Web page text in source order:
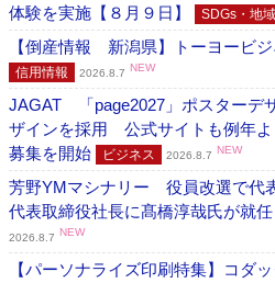
体験を実施【８月９日】
SDGs・地域
【倒産情報 新潟県】トーヨービ
信用情報 2026.8.7 NEW
JAGAT 「page2027」ポスターデ
ザインを採用 公式サイトも例年よ
募集を開始
ビジネス 2026.8.7 NEW
芳野YMマシナリー 役員改選で代
代表取締役社長に髙橋淳哉氏が就任
2026.8.7 NEW
【パーソナライズ印刷特集】コ